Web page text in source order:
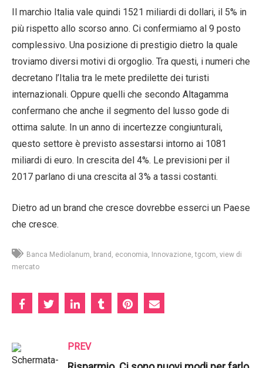
Il marchio Italia vale quindi 1521 miliardi di dollari, il 5% in
più rispetto allo scorso anno. Ci confermiamo al 9 posto
complessivo. Una posizione di prestigio dietro la quale
troviamo diversi motivi di orgoglio. Tra questi, i numeri che
decretano l’Italia tra le mete predilette dei turisti
internazionali. Oppure quelli che secondo Altagamma
confermano che anche il segmento del lusso gode di
ottima salute. In un anno di incertezze congiunturali,
questo settore è previsto assestarsi intorno ai 1081
miliardi di euro. In crescita del 4%. Le previsioni per il
2017 parlano di una crescita al 3% a tassi costanti.
Dietro ad un brand che cresce dovrebbe esserci un Paese
che cresce.
Banca Mediolanum brand economia Innovazione tgcom view di
mercato
PREV